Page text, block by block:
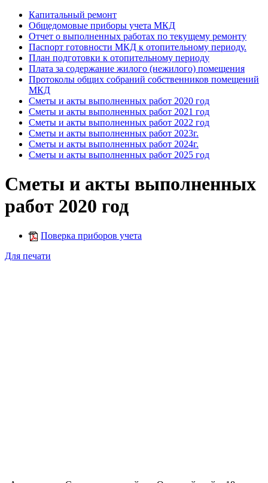
Капитальный ремонт
Общедомовые приборы учета МКД
Отчет о выполненных работах по текущему ремонту
Паспорт готовности МКД к отопительному периоду.
План подготовки к отопительному периоду
Плата за содержание жилого (нежилого) помещения
Протоколы общих собраний собственников помещений
МКД
Сметы и акты выполненных работ 2020 год
Сметы и акты выполненных работ 2021 год
Сметы и акты выполненных работ 2022 год
Сметы и акты выполненных работ 2023г.
Сметы и акты выполненных работ 2024г.
Сметы и акты выполненных работ 2025 год
Сметы и акты выполненных
работ 2020 год
Поверка приборов учета
Для печати